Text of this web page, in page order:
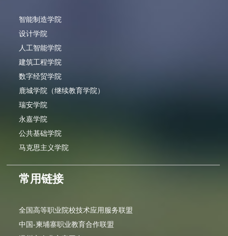
智能制造学院
设计学院
人工智能学院
建筑工程学院
数字经贸学院
鹿城学院（继续教育学院）
瑞安学院
永嘉学院
公共基础学院
马克思主义学院
常用链接
全国高等职业院校技术应用服务联盟
中国-柬埔寨职业教育合作联盟